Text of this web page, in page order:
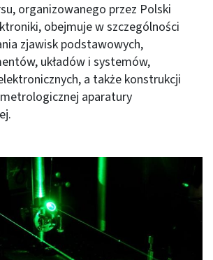
organizowanego przez Polski
obejmuje w szczególności
zjawisk podstawowych,
układów i systemów,
a także konstrukcji
aparatury